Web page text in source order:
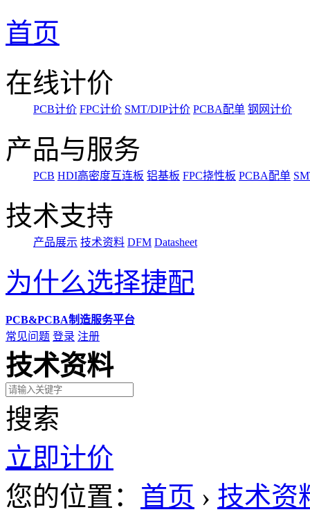
首页
在线计价
PCB计价 FPC计价 SMT/DIP计价 PCBA配单 钢网计价
产品与服务
PCB HDI高密度互连板 铝基板 FPC挠性板 PCBA配单
技术支持
产品展示 技术资料 DFM Datasheet
为什么选择捷配
PCB&PCBA制造服务平台
常见问题 登录 注册
技术资料
搜索
立即计价
您的位置： 首页 › 技术资